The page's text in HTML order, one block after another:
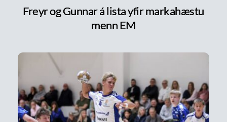
Freyr og Gunnar á lista yfir markahæstu
menn EM